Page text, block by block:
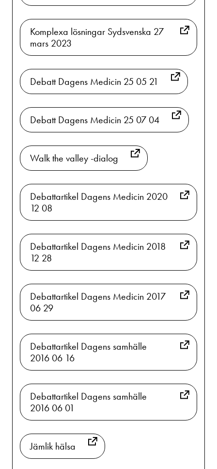
Komplexa lösningar Sydsvenska 27
mars 2023
Debatt Dagens Medicin 25 05 21
Debatt Dagens Medicin 25 07 04
Walk the valley -dialog
Debattartikel Dagens Medicin 2020
12 08
Debattartikel Dagens Medicin 2018
12 28
Debattartikel Dagens Medicin 2017
06 29
Debattartikel Dagens samhälle
2016 06 16
Debattartikel Dagens samhälle
2016 06 01
Jämlik hälsa